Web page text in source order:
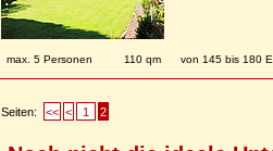
max. 5 Personen 110 qm von 145 bis 180
Seiten: << < 1 2